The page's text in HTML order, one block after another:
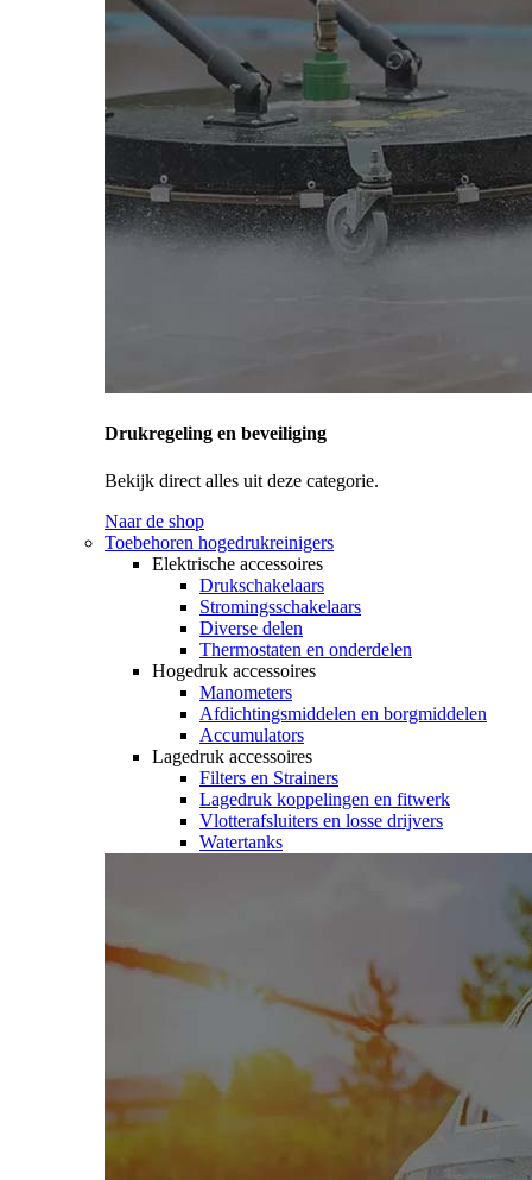
Drukregeling en beveiliging
Bekijk direct alles uit deze categorie.
Naar de shop
Toebehoren hogedrukreinigers
Elektrische accessoires
Drukschakelaars
Stromingsschakelaars
Diverse delen
Thermostaten en onderdelen
Hogedruk accessoires
Manometers
Afdichtingsmiddelen en borgmiddelen
Accumulators
Lagedruk accessoires
Filters en Strainers
Lagedruk koppelingen en fitwerk
Vlotterafsluiters en losse drijvers
Watertanks